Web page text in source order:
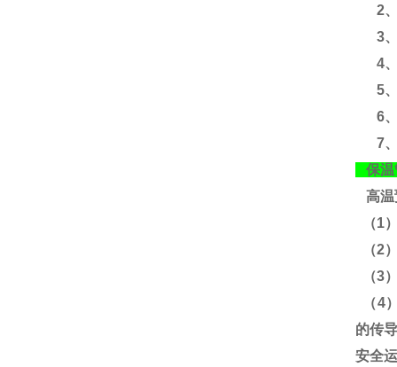
2、
3、
4、
5、
6、
7、
保温
高温
（1
（2
（3
（4
的传
安全